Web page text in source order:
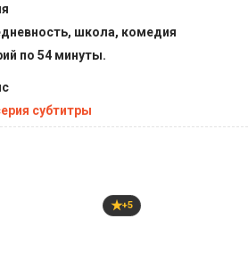
школа, комедия
по 54 минуты.
субтитры
+5